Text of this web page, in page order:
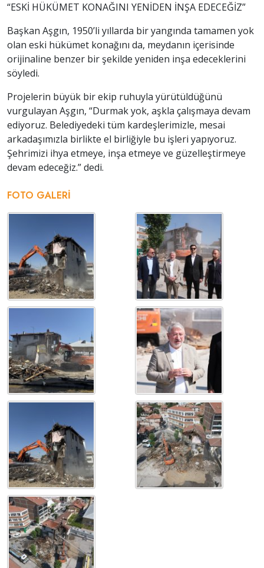
“ESKİ HÜKÜMET KONAĞINI YENİDEN İNŞA EDECEĞİZ”
Başkan Aşgın, 1950’li yıllarda bir yangında tamamen yok
olan eski hükümet konağını da, meydanın içerisinde
orijinaline benzer bir şekilde yeniden inşa edeceklerini
söyledi.
Projelerin büyük bir ekip ruhuyla yürütüldüğünü
vurgulayan Aşgın, “Durmak yok, aşkla çalışmaya devam
ediyoruz. Belediyedeki tüm kardeşlerimizle, mesai
arkadaşımızla birlikte el birliğiyle bu işleri yapıyoruz.
Şehrimizi ihya etmeye, inşa etmeye ve güzelleştirmeye
devam edeceğiz.” dedi.
FOTO GALERI